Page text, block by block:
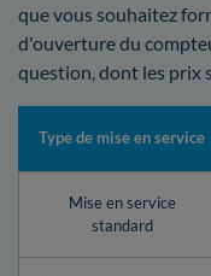
que vous souhaitez
d'ouverture du
question, dont les prix
Type de mise en service
Mise en service
standard